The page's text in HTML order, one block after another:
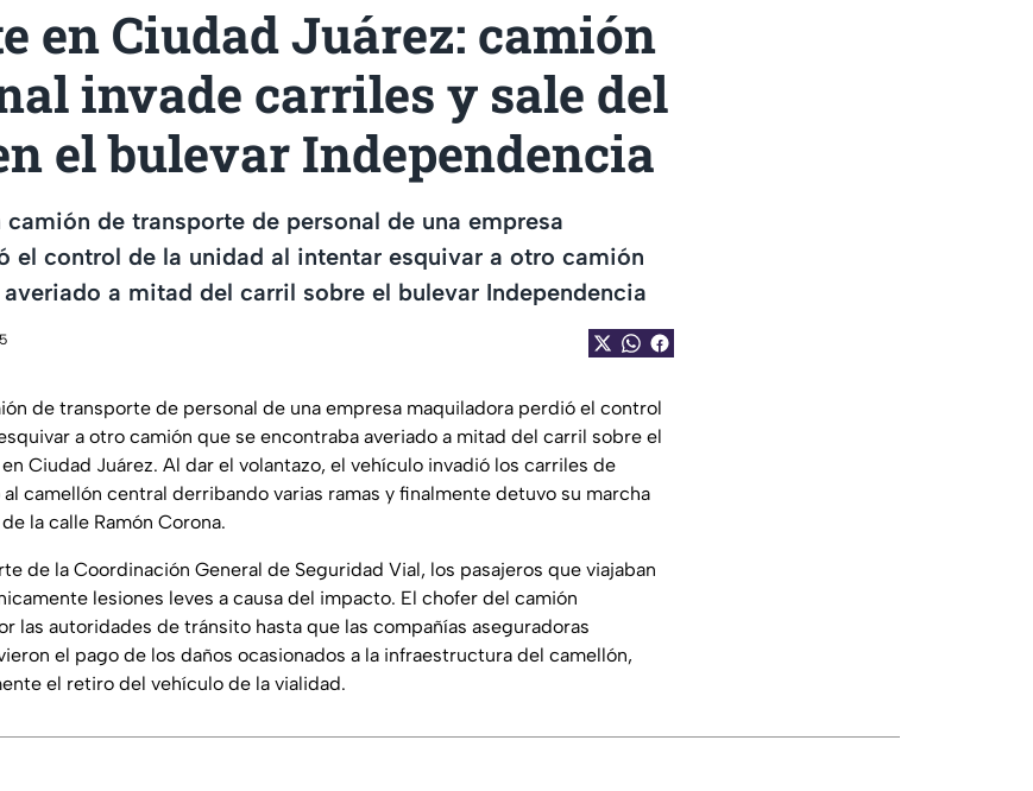
en Ciudad Juárez: camión
invade carriles y sale del
el bulevar Independencia
de transporte de personal de una empresa
el control de la unidad al intentar esquivar a otro camión
a mitad del carril sobre el bulevar Independencia
de transporte de personal de una empresa maquiladora perdió el control
a otro camión que se encontraba averiado a mitad del carril sobre el
Ciudad Juárez. Al dar el volantazo, el vehículo invadió los carriles de
camellón central derribando varias ramas y finalmente detuvo su marcha
la calle Ramón Corona.
de la Coordinación General de Seguridad Vial, los pasajeros que viajaban
lesiones leves a causa del impacto. El chofer del camión
las autoridades de tránsito hasta que las compañías aseguradoras
el pago de los daños ocasionados a la infraestructura del camellón,
el retiro del vehículo de la vialidad.